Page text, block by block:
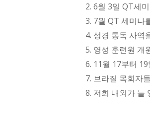
2. 6월 3일 QT세
3. 7월 QT 세미나
4. 성경 통독 사역
5. 영성 훈련원 개
6. 11월 17부터
7. 브라질 목회자
8. 저희 내외가 늘